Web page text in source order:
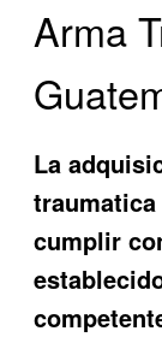
Arma
La
cumplir